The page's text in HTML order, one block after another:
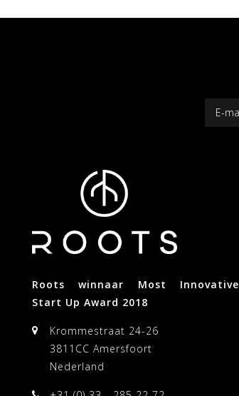
Roots winnaar Most Innovative
Start Up Award 2018
Krommestraat 24-26
3811CC Amersfoort
Nederland